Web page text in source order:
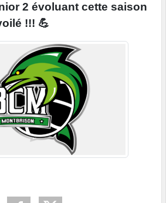
2 évoluant cette saison
!!! 💪